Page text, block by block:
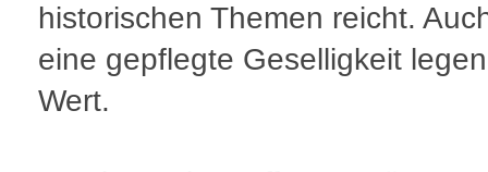
historischen Themen reicht.
eine gepflegte Geselligkeit
Wert.